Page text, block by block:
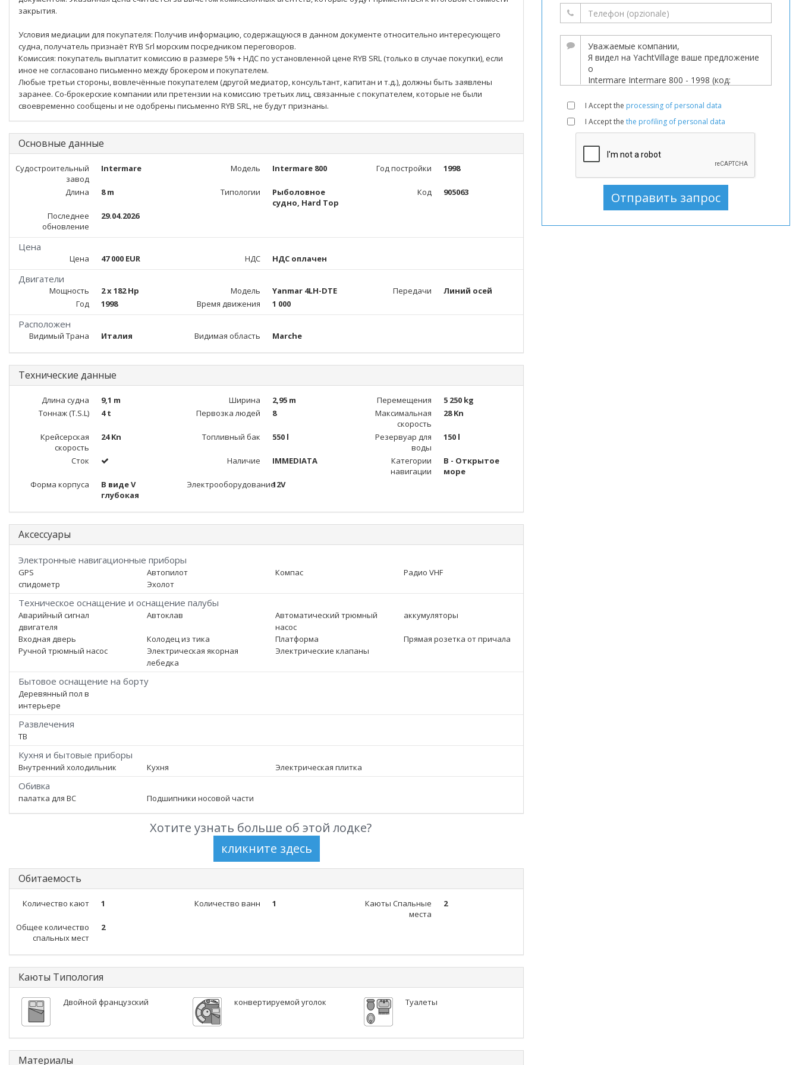
Лодки
используемый,
Моторная
лодка
продаже,
Моторная
лодка
используемый,
Моторные
В
продаже,
закрытия.
Условия медиации для покупателя: Получив информацию, содержащуюся в данном документе относительно интересующего
судна, получатель признаёт RYB Srl морским посредником переговоров.
Комиссия: покупатель выплатит комиссию в размере 5% + НДС по установленной цене RYB SRL (только в случае покупки), если
иное не согласовано письменно между брокером и покупателем.
Любые третьи стороны, вовлечённые покупателем (другой медиатор, консультант, капитан и т.д.), должны быть заявлены
заранее. Со-брокерские компании или претензии на комиссию третьих лиц, связанные с покупателем, которые не были
своевременно сообщены и не одобрены письменно RYB SRL, не будут признаны.
Основные данные
Судостроительный
завод
Intermare Модель Intermare 800 Год постройки 1998
Длина 8 m Типологии
Рыболовное
судно, Hard Top
Код 905063
Последнее
обновление
29.04.2026
Цена
Цена 47 000 EUR НДС НДС оплачен
Двигатели
Мощность 2 x 182 Hp Модель Yanmar 4LH-DTE Передачи
Линий осей
Год
1998 Время движения 1 000
Расположен
Видимый Трана Италия Видимая область Marche
Технические данные
Длина судна 9,1 m Ширина 2,95 m Перемещения
5 250 kg
Тоннаж (T.S.L)
4 t Первозка людей 8
Максимальная
скорость
28 Kn
Крейсерская
скорость
24 Kn Топливный бак 550 l
Резервуар для
воды
150 l
Сток Наличие IMMEDIATA
Категории
навигации
B - Открытое
море
Форма корпуса
В виде V
глубокая
Электрооборудование12V
Аксессуары
Электронные навигационные приборы
GPS Автопилот Компас
Радио VHF
спидометр
Эхолот
Техническое оснащение и оснащение палубы
Аварийный сигнал
двигателя
Автоклав
Автоматический трюмный
насос
аккумуляторы
Входная дверь Колодец из тика Платформа
Прямая розетка от причала
Ручной трюмный насос
Электрическая якорная
лебедка
Электрические клапаны
Бытовое оснащение на борту
Деревянный пол в
интерьере
Развлечения
ТВ
Кухня и бытовые приборы
Внутренний холодильник Кухня Электрическая плитка
Обивка
палатка для ВС Подшипники носовой части
Хотите узнать больше об этой лодке?
Обитаемость
Количество кают 1 Количество ванн 1
Каюты Спальные
места
2
Общее количество
спальных мест
2
Каюты Типология
Двойной французский конвертируемой уголок Туалеты
Материалы
I Accept the processing of personal data
I Accept the the profiling of personal data